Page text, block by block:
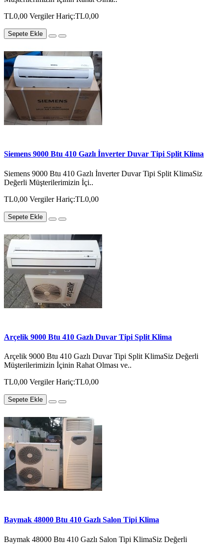
TL0,00 Vergiler Hariç:TL0,00
Sepete Ekle
Siemens 9000 Btu 410 Gazlı İnverter Duvar Tipi Split Klima
Siemens 9000 Btu 410 Gazlı İnverter Duvar Tipi Split KlimaSiz
Değerli Müşterilerimizin İçi..
TL0,00 Vergiler Hariç:TL0,00
Sepete Ekle
Arçelik 9000 Btu 410 Gazlı Duvar Tipi Split Klima
Arçelik 9000 Btu 410 Gazlı Duvar Tipi Split KlimaSiz Değerli
Müşterilerimizin İçinin Rahat Olması ve..
TL0,00 Vergiler Hariç:TL0,00
Sepete Ekle
Baymak 48000 Btu 410 Gazlı Salon Tipi Klima
Baymak 48000 Btu 410 Gazlı Salon Tipi KlimaSiz Değerli